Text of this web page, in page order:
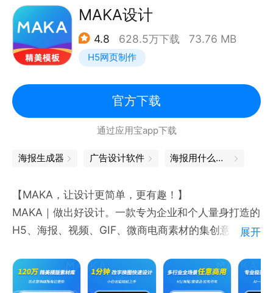
MAKA设计
4.8 628.5万下载 73.76 MB
H5网页制作
官方下载
通过应用宝app下载
海报生成器 广告设计软件 海报用什么软件做
【MAKA，让设计更简单，更有趣！】
MAKA｜做出好设计。一款专为企业和个人量身打造的
H5、海报、视频、GIF、微商电商素材的集创意、设
无限畅用，畅享一分钟出图体验。
【海量素材，满足各种创作需求】
展开